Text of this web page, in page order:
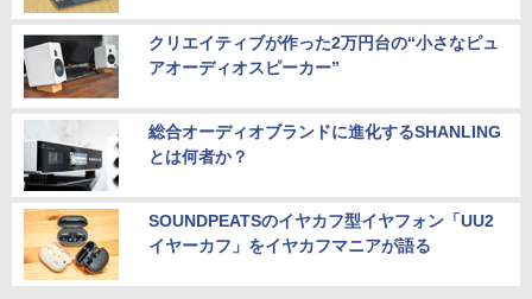
クリエイティブが作った2万円台の“小さなピュ
アオーディオスピーカー”
総合オーディオブランドに進化するSHANLING
とは何者か？
SOUNDPEATSのイヤカフ型イヤフォン「UU2
イヤーカフ」をイヤカフマニアが語る